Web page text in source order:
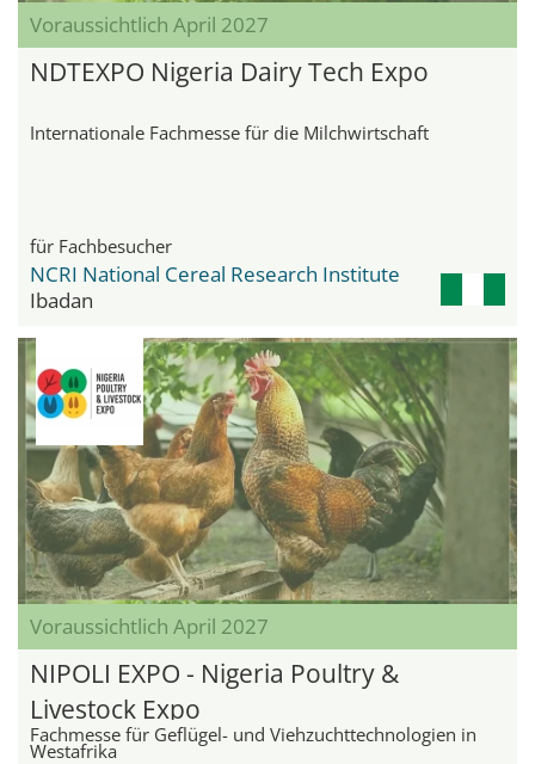
Voraussichtlich April 2027
NDTEXPO Nigeria Dairy Tech Expo
Internationale Fachmesse für die Milchwirtschaft
für Fachbesucher
NCRI National Cereal Research Institute
Ibadan
Voraussichtlich April 2027
NIPOLI EXPO - Nigeria Poultry &
Livestock Expo
Fachmesse für Geflügel- und Viehzuchttechnologien in
Westafrika